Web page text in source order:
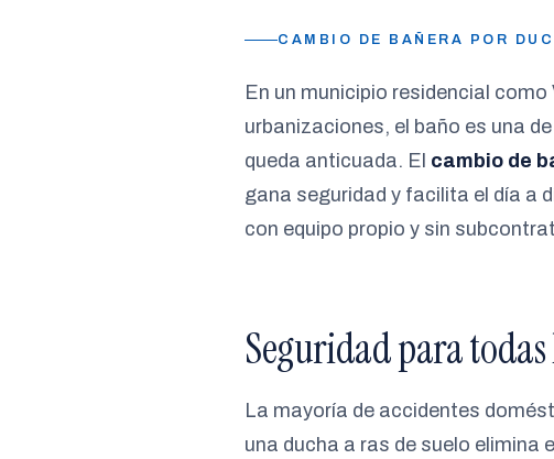
CAMBIO DE BAÑERA POR
En un municipio residencial
urbanizaciones, el baño es una
queda anticuada. El cambio de
gana seguridad y facilita el día a
con equipo propio y sin
Seguridad para todas
La mayoría de accidentes
una ducha a ras de suelo